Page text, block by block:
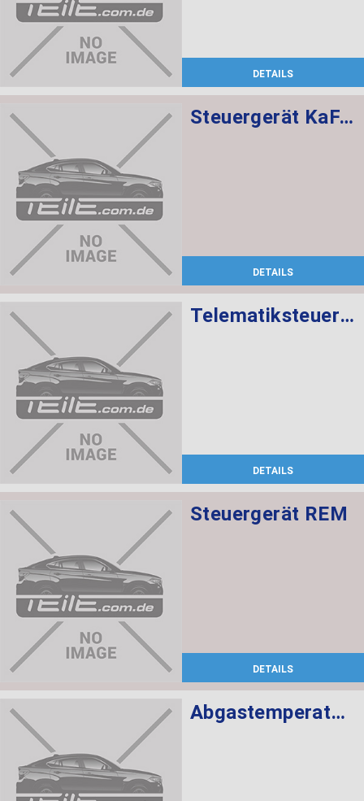
DETAILS
Steuergerät KaFAS
DETAILS
Telematiksteuergerät
DETAILS
Steuergerät REM
DETAILS
Abgastemperatursensor L= 366MM